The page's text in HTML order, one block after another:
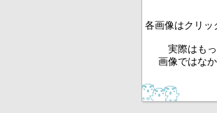
各画像はクリッ
実際はも
画像ではな